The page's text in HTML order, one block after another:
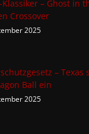
– Ghost in
Crossover
2025
– Texas
Ball ein
2025